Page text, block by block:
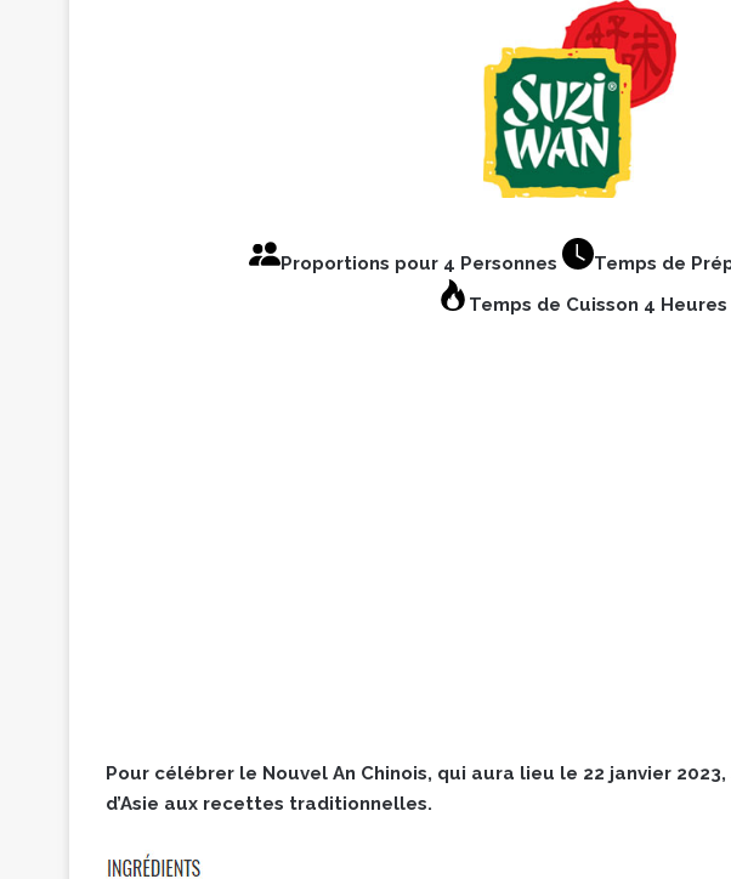
Proportions pour 4 Personnes
Temps de
Temps de Cuisson 4 Heures
Pour célébrer le Nouvel An Chinois, qui aura lieu le 22 janvier
d’Asie aux recettes traditionnelles.